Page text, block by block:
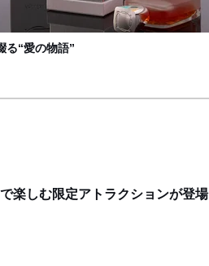
“愛の物語”
楽しむ限定アトラクションが登場